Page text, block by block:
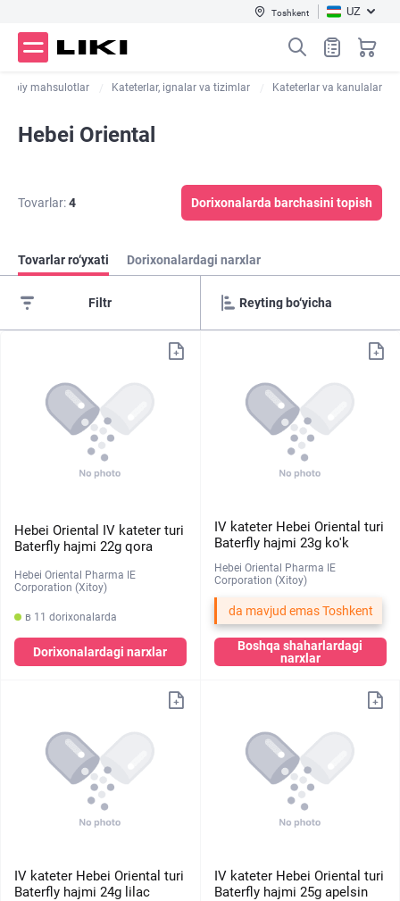
Toshkent UZ
mahsulotlar Kateterlar, ignalar va tizimlar Kateterlar va kanulalar
Hebei Oriental
Tovarlar:4 Dorixonalarda barchasini topish
Tovarlar ro‘yxati Dorixonalardagi narxlar
Filtr
Hebei Oriental IV kateter turi
Baterfly hajmi 22g qora
Hebei Oriental Pharma IE
Corporation (Xitoy)
в 11 dorixonalarda
Dorixonalardagi narxlar
IV kateter Hebei Oriental turi
Baterfly hajmi 23g ko'k
Hebei Oriental Pharma IE
Corporation (Xitoy)
da mavjud emas Toshkent
Boshqa shaharlardagi
narxlar
IV kateter Hebei Oriental turi
Baterfly hajmi 24g lilac
IV kateter Hebei Oriental turi
Baterfly hajmi 25g apelsin